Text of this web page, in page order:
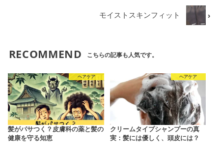
モイストスキンフィット
RECOMMEND こちらの記事も人気です。
ヘアケア
髪がパサつく？皮膚科の薬と髪の
健康を守る知恵
ヘアケア
クリームタイプシャンプーの真
実：髪には優しく、頭皮には？